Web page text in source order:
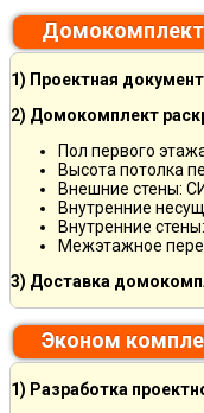
Домокомплект
1) Проектная
2) Домокомплект
Пол первого
Высота потолка
Внешние стены:
Внутренние
Внутренние
Межэтажное
3) Доставка
Эконом
1) Разработка